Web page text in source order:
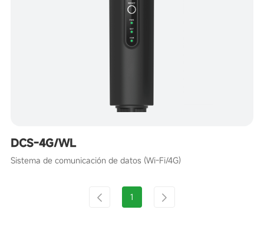
DCS-4G/WL
Sistema de comunicación de datos (Wi-Fi/4G)
1